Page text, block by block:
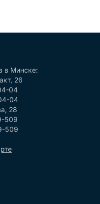
в Минске:
26
04
04
28
509
509